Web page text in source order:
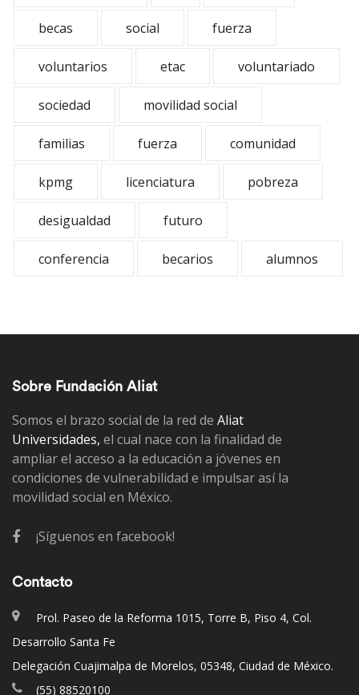
becas social fuerza
voluntarios etac voluntariado
sociedad movilidad social
familias fuerza comunidad
kpmg licenciatura pobreza
desigualdad futuro
conferencia becarios alumnos
Sobre Fundación Aliat
Somos el brazo social de la red de Aliat
Universidades, el cual nace con la finalidad de
ampliar el acceso a la educación a jóvenes en
condiciones de vulnerabilidad e impulsar así la
movilidad social en México.
¡Síguenos en facebook!
Contacto
Prol. Paseo de la Reforma 1015, Torre B, Piso 4, Col.
Desarrollo Santa Fe
Delegación Cuajimalpa de Morelos, 05348, Ciudad de México.
(55) 88520100